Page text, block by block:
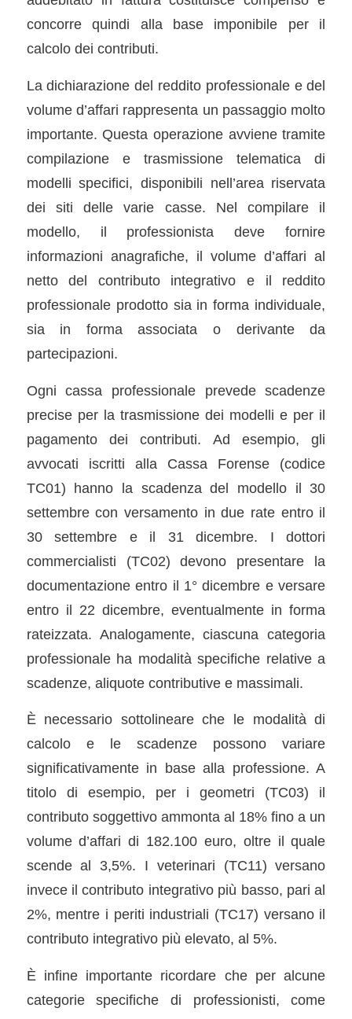
concorre quindi alla base imponibile per il
calcolo dei contributi.
La dichiarazione del reddito professionale e del
volume d’affari rappresenta un passaggio molto
importante. Questa operazione avviene tramite
compilazione e trasmissione telematica di
modelli specifici, disponibili nell’area riservata
dei siti delle varie casse. Nel compilare il
modello, il professionista deve fornire
informazioni anagrafiche, il volume d’affari al
netto del contributo integrativo e il reddito
professionale prodotto sia in forma individuale,
sia in forma associata o derivante da
partecipazioni.
Ogni cassa professionale prevede scadenze
precise per la trasmissione dei modelli e per il
pagamento dei contributi. Ad esempio, gli
avvocati iscritti alla Cassa Forense (codice
TC01) hanno la scadenza del modello il 30
settembre con versamento in due rate entro il
30 settembre e il 31 dicembre. I dottori
commercialisti (TC02) devono presentare la
documentazione entro il 1° dicembre e versare
entro il 22 dicembre, eventualmente in forma
rateizzata. Analogamente, ciascuna categoria
professionale ha modalità specifiche relative a
scadenze, aliquote contributive e massimali.
È necessario sottolineare che le modalità di
calcolo e le scadenze possono variare
significativamente in base alla professione. A
titolo di esempio, per i geometri (TC03) il
contributo soggettivo ammonta al 18% fino a un
volume d’affari di 182.100 euro, oltre il quale
scende al 3,5%. I veterinari (TC11) versano
invece il contributo integrativo più basso, pari al
2%, mentre i periti industriali (TC17) versano il
contributo integrativo più elevato, al 5%.
È infine importante ricordare che per alcune
categorie specifiche di professionisti, come